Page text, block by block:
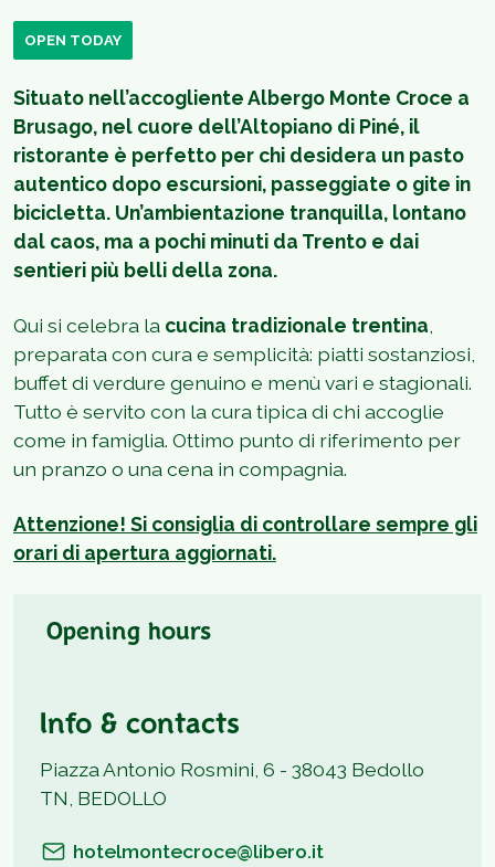
OPEN TODAY
Situato nell’accogliente Albergo Monte Croce a
Brusago, nel cuore dell’Altopiano di Piné, il
ristorante è perfetto per chi desidera un pasto
autentico dopo escursioni, passeggiate o gite in
bicicletta. Un’ambientazione tranquilla, lontano
dal caos, ma a pochi minuti da Trento e dai
sentieri più belli della zona.
Qui si celebra la cucina tradizionale trentina
preparata con cura e semplicità: piatti sostanziosi,
buffet di verdure genuino e menù vari e stagionali.
Tutto è servito con la cura tipica di chi accoglie
come in famiglia. Ottimo punto di riferimento per
un pranzo o una cena in compagnia.
Attenzione! Si consiglia di controllare sempre gli
orari di apertura aggiornati.
Opening hours
Info & contacts
Piazza Antonio Rosmini, 6 - 38043 Bedollo
TN, BEDOLLO
hotelmontecroce@libero.it